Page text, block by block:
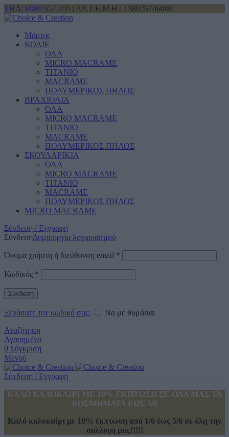
ΤΗΛ: 6980 957 299 | ΑΡ. Γ.Ε.Μ.Η.: 138026706000
Μάρτης
ΚΟΛΙΕ
ΟΛΑ
MICRO MACRAME
ΤΙΤΑΝΙΟ
MACRAME
ΠΟΛΥΜΕΡΙΚΟΣ ΠΗΛΟΣ
ΒΡΑΧΙΟΛΙΑ
ΟΛΑ
MICRO MACRAME
ΤΙΤΑΝΙΟ
MACRAME
ΠΟΛΥΜΕΡΙΚΟΣ ΠΗΛΟΣ
ΣΚΟΥΛΑΡΙΚΙΑ
ΟΛΑ
MICRO MACRAME
ΤΙΤΑΝΙΟ
MACRAME
ΠΟΛΥΜΕΡΙΚΟΣ ΠΗΛΟΣ
MICRO MACRAME
Σύνδεση / Εγγραφή
ΣύνδεσηΔημιουργία λογαριασμού
Όνομα χρήστη ή διεύθυνση email *
Κωδικός *
Σύνδεση
Ξεχάσατε τον κωδικό σας;
Να με θυμάσαι
Αναζήτηση
Αγαπημένα
0 Σύγκριση
Μενού
Σύνδεση / Εγγραφή
ΚΑΛΟ ΚΑΛΟΚΑΙΡΙ ΜΕ 10% ΕΚΠΤΩΣΗ ΣΕ ΟΛΑ ΜΑΣ ΤΑ
ΚΟΣΜΗΜΑΤΑ ΕΩΣ 5/6
Καλό καλοκαίρι με 10% έκπτωση από 1/6 έως 5/6 σε όλη την
συλλογή μας!!!!!